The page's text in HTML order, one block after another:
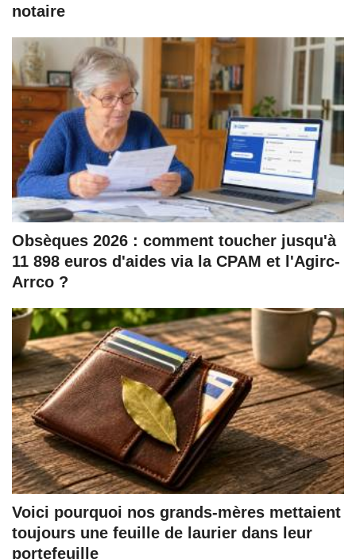
notaire
Obsèques 2026 : comment toucher jusqu'à
11 898 euros d'aides via la CPAM et l'Agirc-
Arrco ?
Voici pourquoi nos grands-mères mettaient
toujours une feuille de laurier dans leur
portefeuille